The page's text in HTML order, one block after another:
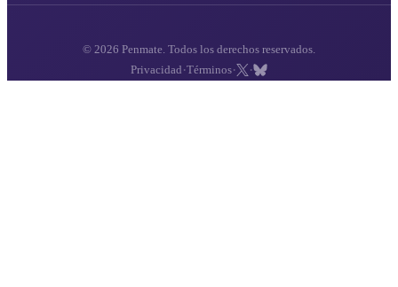
© 2026 Penmate. Todos los derechos reservados.
Privacidad ·Términos· ·